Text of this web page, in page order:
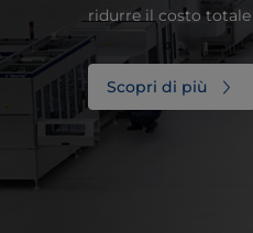
ridurre il costo totale
Scopri di più